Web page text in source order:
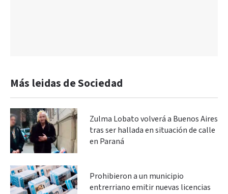
Más leidas de Sociedad
Zulma Lobato volverá a Buenos Aires
tras ser hallada en situación de calle
en Paraná
Prohibieron a un municipio
entrerriano emitir nuevas licencias